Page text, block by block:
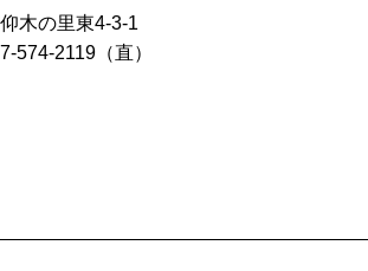
木の里東4-3-1
2119（直）